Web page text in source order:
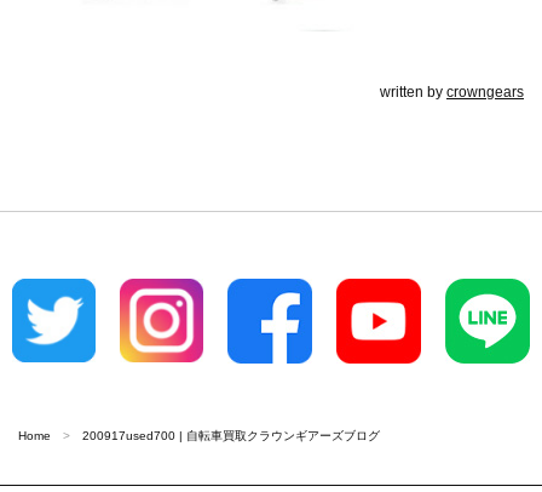
written by crowngears
Home 200917used700 | 自転車買取クラウンギアーズブログ